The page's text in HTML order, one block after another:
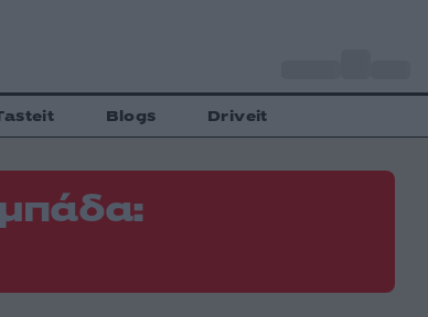
Blogs Driveit